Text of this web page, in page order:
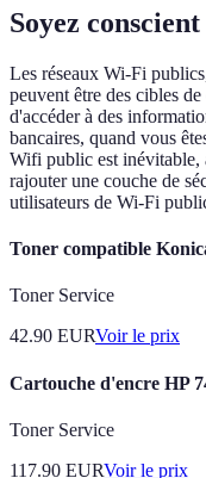
Soyez
Les réseaux Wi-Fi
peuvent être des cibles
d'accéder à des
bancaires, quand vous
Wifi public est inévitable,
rajouter une couche de
utilisateurs de Wi-Fi
Toner compatible
Toner Service
42.90 EURVoir le prix
Cartouche d'encre HP
Toner Service
117.90 EURVoir le prix